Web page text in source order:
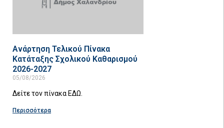
Ανάρτηση Τελικού Πίνακα
Κατάταξης Σχολικού Καθαρισμού
2026-2027
05/08/2026
Δείτε τον πίνακα ΕΔΩ.
Περισσότερα